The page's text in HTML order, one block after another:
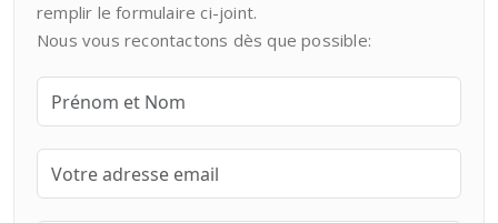
remplir le formulaire ci-joint.
Nous vous recontactons dès que possible: